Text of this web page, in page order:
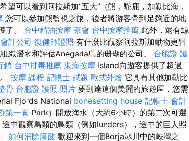
望可以看到阿拉斯加“五大”（熊，駝鹿，加勒比海，
您可以參加熊監視之旅，後者將游客帶到足夠近的地
了。 台中精油按摩 茶會 台中按摩推薦 此外，還有鯨
會計公司 復健師證照 有什麼比觀察阿拉斯加動物更冒
織潛水和評估Anegada島的珊瑚的公司。 台胞證 護
銷 台中排毒推薦 東海按摩 Island向遊客提供了超過
按摩 課程 記帳士 試題 歐式外燴 它具有其他加勒比
骨 台胞證 護照 照片 要到達這個美麗的旅遊區，您需
Fjords National bonesetting house 記帳士 會計
第一頁 Park）開放海水（大約6小時）的第二次可選
途中觀察鳥類的鳥類（例如lunders），途中的巨人照
如何消除腳酸 歡迎來到一個Borja冰川中的峽灣之